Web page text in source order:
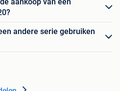
aankoop van een
andere serie gebruiken